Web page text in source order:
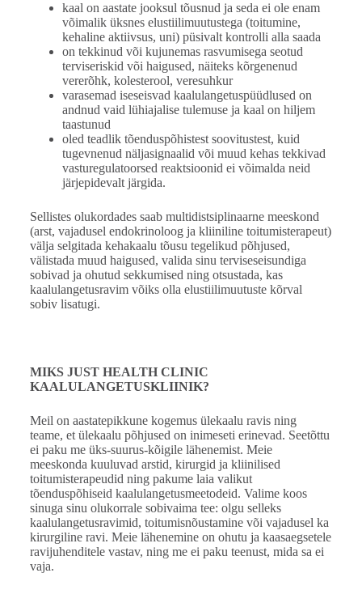
kaal on aastate jooksul tõusnud ja seda ei ole enam
võimalik üksnes elustiilimuutustega (toitumine,
kehaline aktiivsus, uni) püsivalt kontrolli alla saada
on tekkinud või kujunemas rasvumisega seotud
terviseriskid või haigused, näiteks kõrgenenud
vererõhk, kolesterool, veresuhkur
varasemad iseseisvad kaalulangetuspüüdlused on
andnud vaid lühiajalise tulemuse ja kaal on hiljem
taastunud
oled teadlik tõenduspõhistest soovitustest, kuid
tugevnenud näljasignaalid või muud kehas tekkivad
vasturegulatoorsed reaktsioonid ei võimalda neid
järjepidevalt järgida.
Sellistes olukordades saab multidistsiplinaarne meeskond
(arst, vajadusel endokrinoloog ja kliiniline toitumisterapeut)
välja selgitada kehakaalu tõusu tegelikud põhjused,
välistada muud haigused, valida sinu terviseseisundiga
sobivad ja ohutud sekkumised ning otsustada, kas
kaalulangetusravim võiks olla elustiilimuutuste kõrval
sobiv lisatugi.
MIKS JUST HEALTH CLINIC
KAALULANGETUSKLIINIK?
Meil on aastatepikkune kogemus ülekaalu ravis ning
teame, et ülekaalu põhjused on inimeseti erinevad. Seetõttu
ei paku me üks-suurus-kõigile lähenemist. Meie
meeskonda kuuluvad arstid, kirurgid ja kliinilised
toitumisterapeudid ning pakume laia valikut
tõenduspõhiseid kaalulangetusmeetodeid. Valime koos
sinuga sinu olukorrale sobivaima tee: olgu selleks
kaalulangetusravimid, toitumisnõustamine või vajadusel ka
kirurgiline ravi. Meie lähenemine on ohutu ja kaasaegsetele
ravijuhenditele vastav, ning me ei paku teenust, mida sa ei
vaja.